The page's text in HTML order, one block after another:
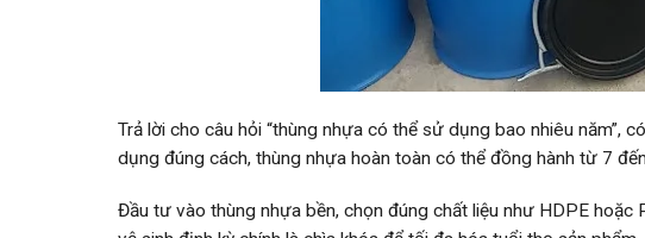
Trả lời cho câu hỏi “thùng nhựa có thể sử dụng bao nhiêu năm”,
dụng đúng cách, thùng nhựa hoàn toàn có thể đồng hành từ 7
Đầu tư vào thùng nhựa bền, chọn đúng chất liệu như HDPE